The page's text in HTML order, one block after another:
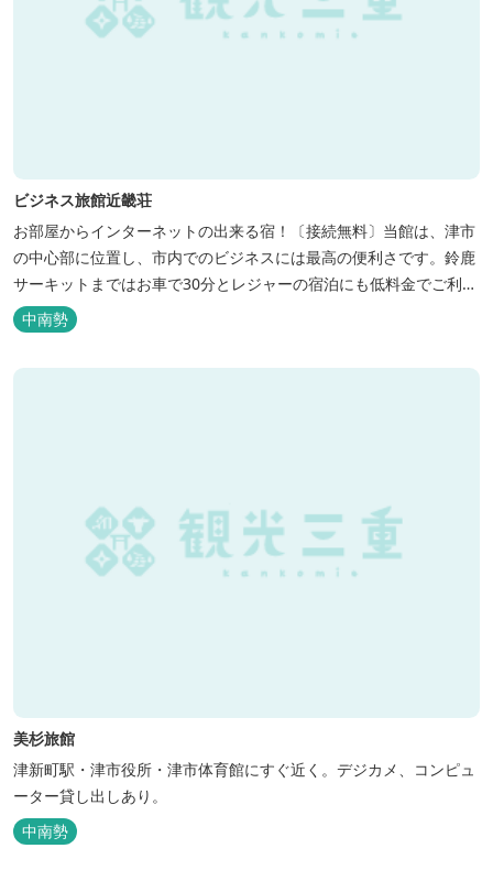
ビジネス旅館近畿荘
お部屋からインターネットの出来る宿！〔接続無料〕当館は、津市
の中心部に位置し、市内でのビジネスには最高の便利さです。鈴鹿
サーキットまではお車で30分とレジャーの宿泊にも低料金でご利用
いただけます。
中南勢
美杉旅館
津新町駅・津市役所・津市体育館にすぐ近く。デジカメ、コンピュ
ーター貸し出しあり。
中南勢